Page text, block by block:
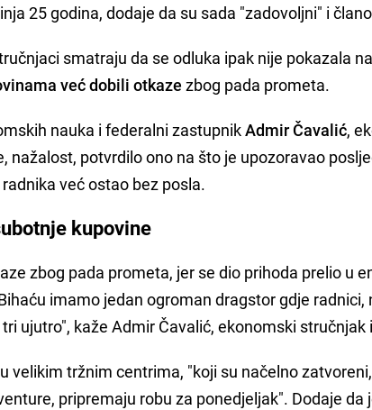
25 godina, dodaje da su sada "zadovoljni" i
smatraju da se odluka ipak nije pokazala
već dobili otkaze zbog pada prometa.
nauka i federalni zastupnikAdmir Čavalić,
nažalost, potvrdilo ono na što je upozoravao
već ostao bez posla.
kupovine
zbog pada prometa, jer se dio prihoda prelio u
imamo jedan ogroman dragstor gdje
tri ujutro", kaže Admir Čavalić, ekonomski
velikim tržnim centrima, "koji su načelno
pripremaju robu za ponedjeljak". Dodaje da